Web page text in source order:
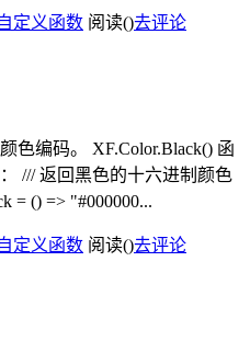
定义函数 阅读()去评论
色编码。 XF.Color.Black() 函
/// 返回黑色的十六进制颜色
= () => "#000000...
定义函数 阅读()去评论